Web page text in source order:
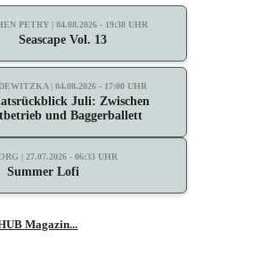
PETRY | 04.08.2026 - 19:38 UHR
Seascape Vol. 13
| 04.08.2026 - 17:00 UHR
Juli: Zwischen
und Baggerballett
| 27.07.2026 - 06:33 UHR
Summer Lofi
Magazin...